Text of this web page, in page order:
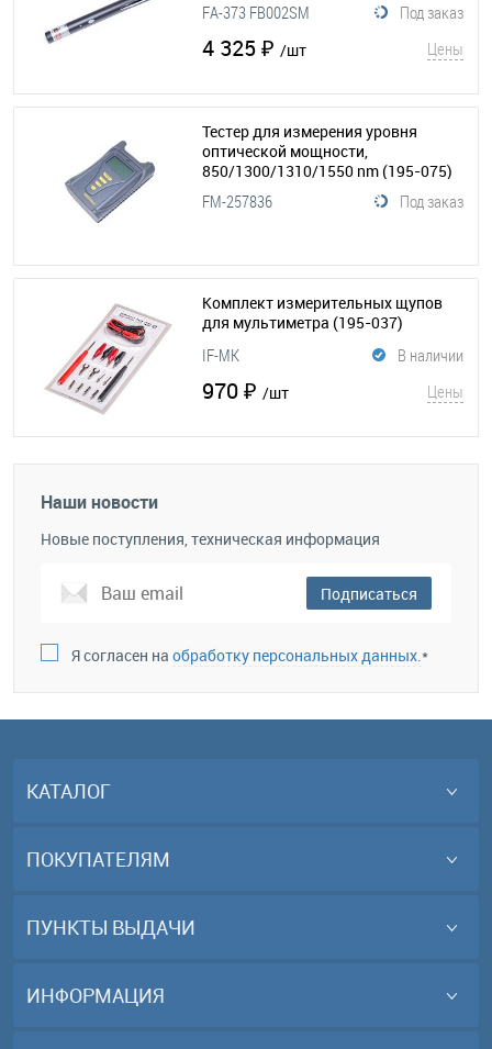
Под заказ
FA-373 FB002SM
4 325 ₽ /шт Цены
Тестер для измерения уровня
оптической мощности,
850/1300/1310/1550 nm (195-075)
Под заказ
FM-257836
Комплект измерительных щупов
для мультиметра (195-037)
В наличии
IF-MK
970 ₽ /шт Цены
Наши новости
Новые поступления, техническая информация
Подписаться
Я согласен на обработку персональных данных. *
КАТАЛОГ
ПОКУПАТЕЛЯМ
ПУНКТЫ ВЫДАЧИ
ИНФОРМАЦИЯ